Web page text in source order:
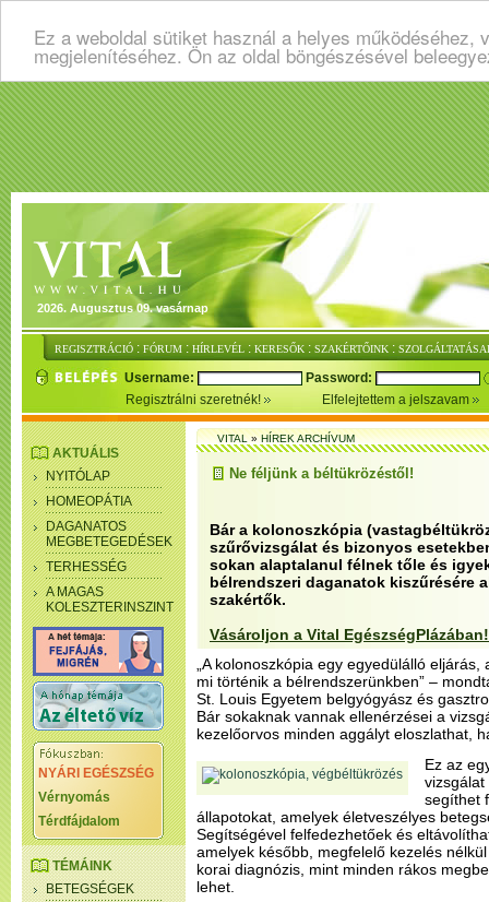
Ez a weboldal sütiket használ a helyes
megjelenítéséhez. Ön az oldal böngészésével
2026. Augusztus 09. vasárnap
REGISZTRÁCIÓ : FÓRUM : HÍRLEVÉL : KERESŐK : SZAKÉRTŐINK :
Username:
Password:
Regisztrálni szeretnék!
Elfelejtettem a jelszavam
AKTUÁLIS
NYITÓLAP
HOMEOPÁTIA
DAGANATOS
MEGBETEGEDÉSEK
TERHESSÉG
A MAGAS
KOLESZTERINSZINT
NYÁRI EGÉSZSÉG
Vérnyomás
Térdfájdalom
TÉMÁINK
BETEGSÉGEK
VITAL»HÍREK ARCHÍVUM
Ne féljünk a béltükrözéstől!
Bár a kolonoszkópia
szűrővizsgálat és bizonyos
sokan alaptalanul félnek tőle és
bélrendszeri daganatok kiszűrésére
szakértők.
Vásároljon a Vital EgészségPlázában!
„A kolonoszkópia egy egyedülálló
mi történik a bélrendszerünkben” –
St. Louis Egyetem belgyógyász és
Bár sokaknak vannak ellenérzései a
kezelőorvos minden aggályt eloszlathat,
Ez az
segíthet
állapotokat, amelyek életveszélyes
Segítségével felfedezhetőek és
amelyek később, megfelelő kezelés
korai diagnózis, mint minden rákos
lehet.